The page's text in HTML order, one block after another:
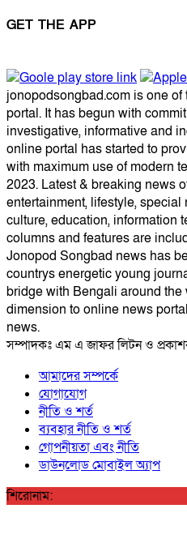
GET THE APP
jonopodsongbad.com is one
portal. It has begun with
investigative, informative and
online portal has started to
with maximum use of modern
2023. Latest & breaking news
entertainment, lifestyle,
culture, education, information
columns and features are
Jonopod Songbad news has
countrys energetic young
bridge with Bengali around
dimension to online news
news.
সম্পাদকঃ এম এ জাফর লিটন ও
আমাদের সম্পর্কে
যোগাযোগ
নীতি ও শর্ত
ব্যবহার নীতি ও শর্ত
গোপনীয়তা এবং নীতি
ডাউনলোড মোবাইল অ্যাপ
শিরোনাম: